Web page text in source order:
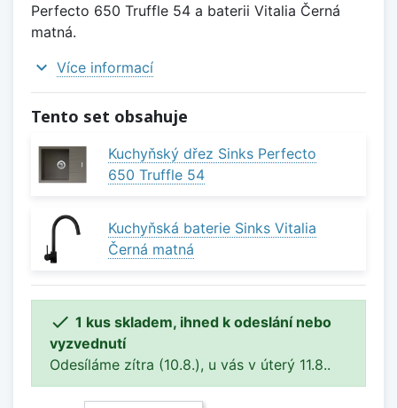
Perfecto 650 Truffle 54 a baterii Vitalia Černá
matná.
expand_more Více informací
Tento set obsahuje
Kuchyňský dřez Sinks Perfecto
650 Truffle 54
Kuchyňská baterie Sinks Vitalia
Černá matná
 1 kus skladem, ihned k odeslání nebo
vyzvednutí
Odesíláme zítra (10.8.), u vás v úterý 11.8..